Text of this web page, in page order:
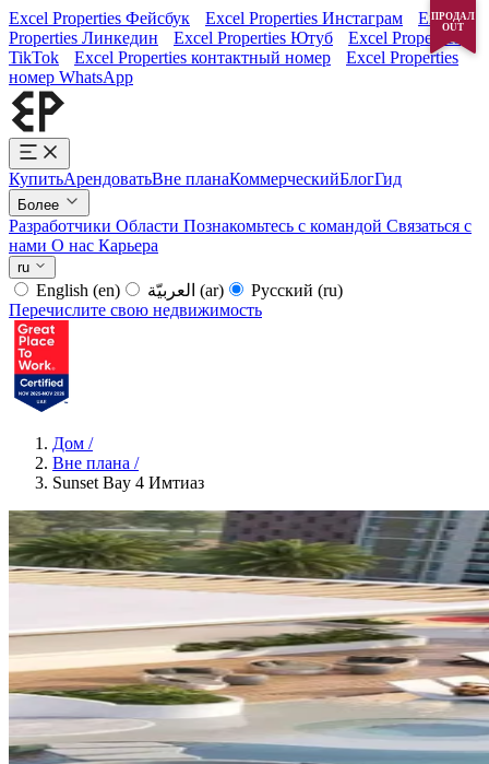
Excel Properties Фейсбук Excel Properties Инстаграм
Excel
Properties Линкедин
Excel Properties Ютуб
Excel Properties
TikTok
Excel Properties контактный номер
Excel Properties
номер WhatsApp
КупитьАрендоватьВне планаКоммерческийБлогГид
Более
Разработчики Области Познакомьтесь с командой Связаться с
нами О нас Карьера
ru
English (en) (ar) Русский (ru)
Перечислите свою недвижимость
Дом /
Вне плана /
Sunset Bay 4 Имтиаз
ПРОДАЛ
OUT